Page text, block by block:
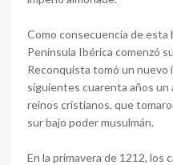
Como consecuencia de esta
Península Ibérica comenzó
Reconquista tomó un nuevo
siguientes cuarenta años un
reinos cristianos, que
sur bajo poder musulmán.
En la primavera de 1212, los